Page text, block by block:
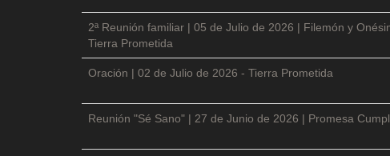
2ª Reunión familiar | 05 de Julio de 2026 | Filemón y
Tierra Prometida
Oración | 02 de Julio de 2026 - Tierra Prometida
Reunión "Sé Sano" | 27 de Junio de 2026 | Promesa